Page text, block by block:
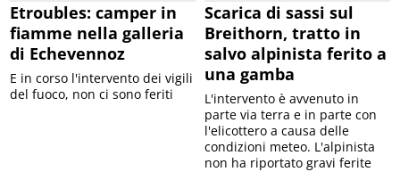
Etroubles: camper in
fiamme nella galleria
di Echevennoz
E in corso l'intervento dei vigili
del fuoco, non ci sono feriti
Scarica di sassi sul
Breithorn, tratto in
salvo alpinista ferito a
una gamba
L'intervento è avvenuto in
parte via terra e in parte con
l'elicottero a causa delle
condizioni meteo. L'alpinista
non ha riportato gravi ferite